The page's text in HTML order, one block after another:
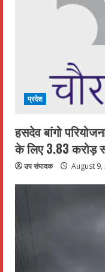
प्रदेश
हसदेव बांगो
के लिए 3.83 करोड़
उप संपादक August 9,